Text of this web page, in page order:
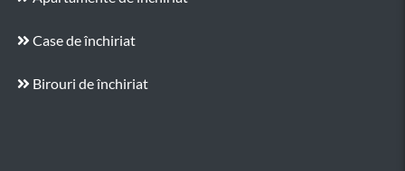
Case de închiriat
Birouri de închiriat